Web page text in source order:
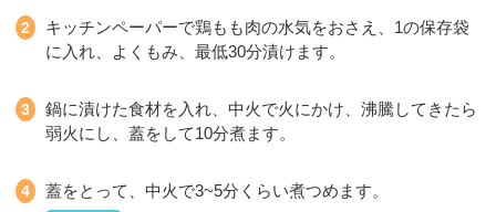
キッチンペーパーで鶏もも肉の水気をおさえ、1の保存袋
に入れ、よくもみ、最低30分漬けます。
鍋に漬けた食材を入れ、中火で火にかけ、沸騰してきたら
弱火にし、蓋をして10分煮ます。
蓋をとって、中火で3~5分くらい煮つめます。